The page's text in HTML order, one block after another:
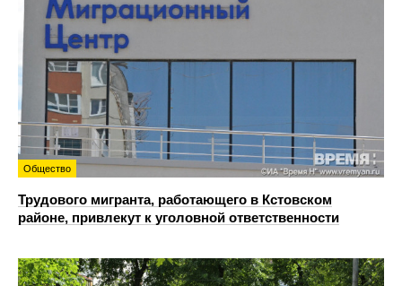
Общество
Трудового мигранта, работающего в Кстовском
районе, привлекут к уголовной ответственности